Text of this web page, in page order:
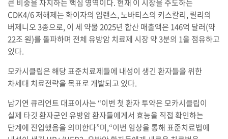
큰 비중을 차지하는 핵심 영역이다. 현재 이 시장을 주도하는
CDK4/6 저해제는 화이자의 입랜스, 노바티스의 키스칼리, 릴리의
버제니오 3종으로, 이 세 약물 2025년 합산 매출액은 146억 달러(약
22조 원)를 돌파하며 전체 유방암 치료제 시장 약 3분의 1을 점유하고
있다.
모카시클립은 해당 표준치료제들에 내성이 생긴 환자들을 위한
차세대 치료전략을 목표로 개발되고 있다.
남기연 큐리언트 대표이사는 “이번 첫 환자 투약은 모카시클립이
실제 타깃 환자군인 유방암 환자들에게서 효능을 직접 확인하는
단계에 진입했음을 의미한다”며,“이번 임상을 통해 표준치료법에